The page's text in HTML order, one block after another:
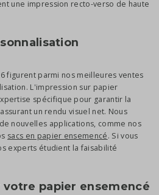
une impression recto-verso de haute
figurent parmi nos meilleures ventes
L'impression sur papier
spécifique pour garantir la
un rendu visuel net. Nous
nouvelles applications, comme nos
sacs en papier ensemencé. Si vous
experts étudient la faisabilité
papier ensemencé